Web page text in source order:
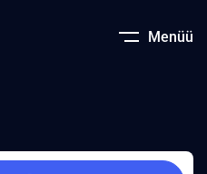
Menüü